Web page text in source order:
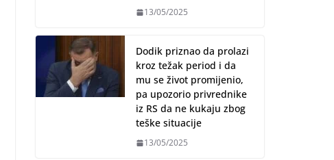
13/05/2025
Dodik priznao da prolazi
kroz težak period i da
mu se život promijenio,
pa upozorio privrednike
iz RS da ne kukaju zbog
teške situacije
13/05/2025